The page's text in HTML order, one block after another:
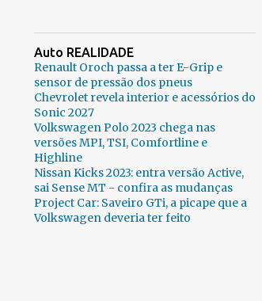
Auto REALIDADE
Renault Oroch passa a ter E-Grip e
sensor de pressão dos pneus
Chevrolet revela interior e acessórios do
Sonic 2027
Volkswagen Polo 2023 chega nas
versões MPI, TSI, Comfortline e
Highline
Nissan Kicks 2023: entra versão Active,
sai Sense MT - confira as mudanças
Project Car: Saveiro GTi, a picape que a
Volkswagen deveria ter feito